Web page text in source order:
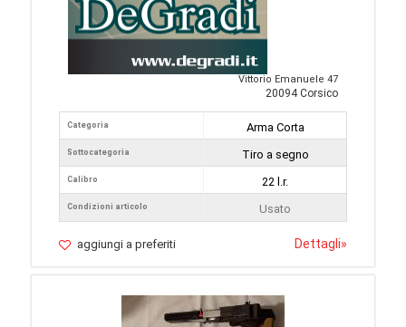
Vittorio Emanuele 47
20094 Corsico
Categoria
Sottocategoria
Calibro
Condizioni articolo
Arma Corta
Tiro a segno
22 l.r.
Usato
aggiungi a preferiti Dettagli»